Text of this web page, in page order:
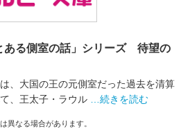
ある側室の話」シリーズ 待望の
、大国の王の元側室だった過去を清算
、王太子・ラウル
…続きを読む
異なる場合があります。